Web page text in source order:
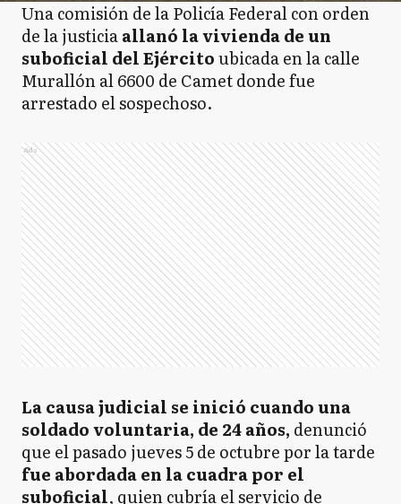
Una comisión de la Policía Federal con orden
de la justiciaallanó la vivienda de un
suboficial del Ejércitoubicada en la calle
Murallón al 6600 de Camet donde fue
arrestado el sospechoso.
Ads
La causa judicial se inició cuando una
soldado voluntaria, de 24 años, denunció
que el pasado jueves 5 de octubre por la tarde
fue abordada en la cuadra por el
suboficial, quien cubría el servicio de